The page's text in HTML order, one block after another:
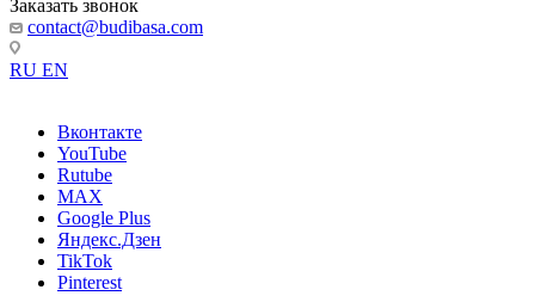
Заказать звонок
contact@budibasa.com
RU EN
Вконтакте
YouTube
Rutube
MAX
Google Plus
Яндекс.Дзен
TikTok
Pinterest